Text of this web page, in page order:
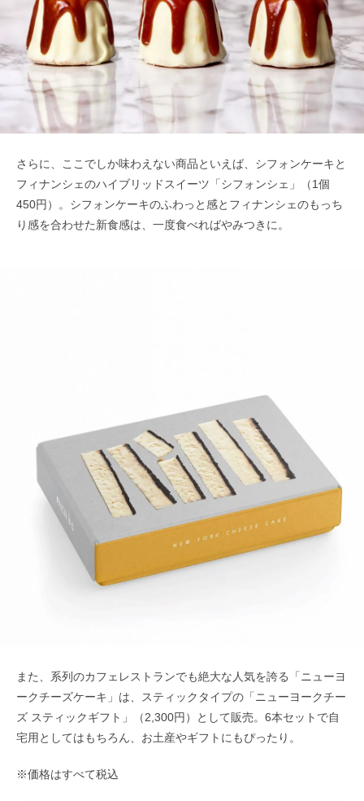
さらに、ここでしか味わえない商品といえば、シフォンケーキと
フィナンシェのハイブリッドスイーツ「シフォンシェ」（1個
450円）。シフォンケーキのふわっと感とフィナンシェのもっち
り感を合わせた新食感は、一度食べればやみつきに。
また、系列のカフェレストランでも絶大な人気を誇る「ニューヨ
ークチーズケーキ」は、スティックタイプの「ニューヨークチー
ズ スティックギフト」（2,300円）として販売。6本セットで自
宅用としてはもちろん、お土産やギフトにもぴったり。
※価格はすべて税込